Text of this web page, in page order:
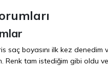
saç boyasını ilk kez denedim
Renk tam istediğim gibi oldu